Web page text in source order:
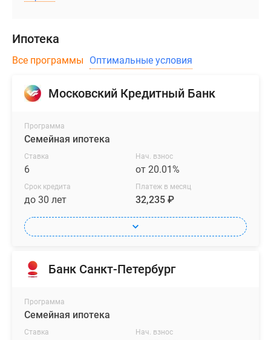
Ипотека
Все программы Оптимальные условия
Московский Кредитный Банк
Программа
Семейная ипотека
Ставка
6
Нач. взнос
от 20.01%
Срок кредита
до 30 лет
Платеж в месяц
32,235 ₽
Банк Санкт-Петербург
Программа
Семейная ипотека
Ставка Нач. взнос